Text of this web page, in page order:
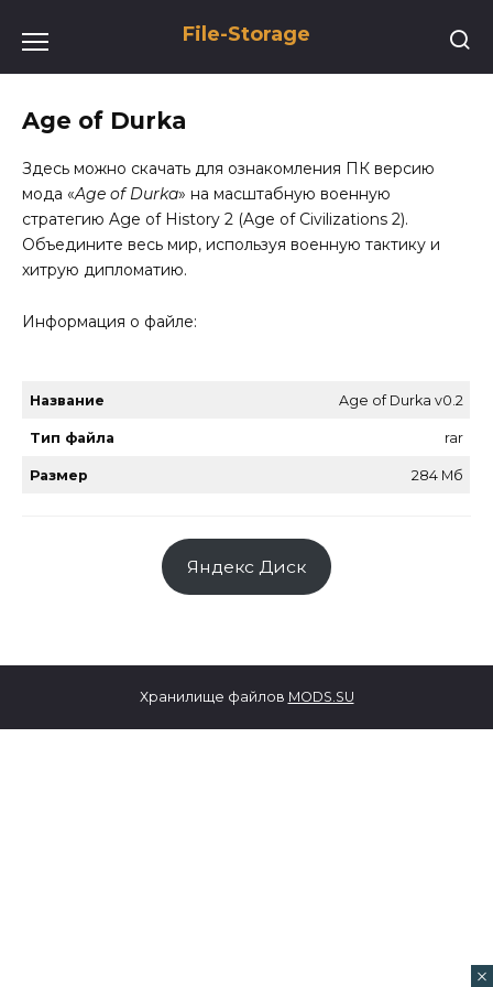
содержанию
File-Storage
Age of Durka
Здесь можно скачать для ознакомления ПК версию
мода «Age of Durka» на масштабную военную
стратегию Age of History 2 (Age of Civilizations 2).
Объедините весь мир, используя военную тактику и
хитрую дипломатию.
Информация о файле:
Название Age of Durka v0.2
Тип файла rar
Размер 284 Мб
Яндекс Диск
Хранилище файлов MODS.SU